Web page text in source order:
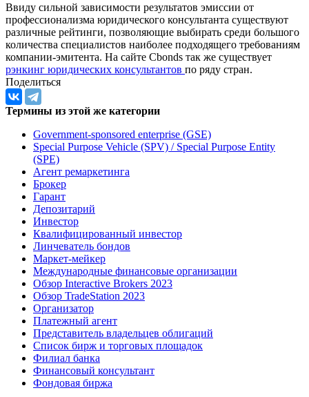
Ввиду сильной зависимости результатов эмиссии от
профессионализма юридического консультанта существуют
различные рейтинги, позволяющие выбирать среди большого
количества специалистов наиболее подходящего требованиям
компании-эмитента. На сайте Cbonds так же существует
рэнкинг юридических консультантов по ряду стран.
Поделиться
Термины из этой же категории
Government-sponsored enterprise (GSE)
Special Purpose Vehicle (SPV) / Special Purpose Entity
(SPE)
Агент ремаркетинга
Брокер
Гарант
Депозитарий
Инвестор
Квалифицированный инвестор
Линчеватель бондов
Маркет-мейкер
Международные финансовые организации
Обзор Interactive Brokers 2023
Обзор TradeStation 2023
Организатор
Платежный агент
Представитель владельцев облигаций
Список бирж и торговых площадок
Филиал банка
Финансовый консультант
Фондовая биржа